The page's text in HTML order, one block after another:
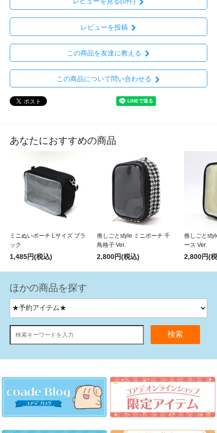
レビューを投稿
この商品を友達に教える
この商品について問い合わせる
あなたにおすすめの商品
ミニぬいポーチ Lサイズ ブラ
ック
1,485円(税込)
推しごとstyle ミニポーチ 千
鳥格子 Ver.
2,800円(税込)
推しごと
ース Ver.
2,800円(
ほかの商品を探す
検索